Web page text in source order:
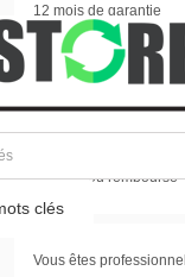
clés
12 mois de garantie
Satisfait ouremboursé
Vous êtes